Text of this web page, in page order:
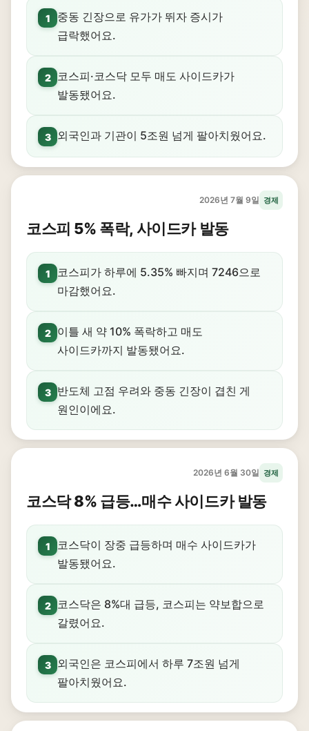
1
중동 긴장으로 유가가 뛰자 증시가
급락했어요.
2
코스피·코스닥 모두 매도 사이드카가
발동됐어요.
3 외국인과 기관이 5조원 넘게 팔아치웠어요.
2026년 7월 9일 경제
코스피 5% 폭락, 사이드카 발동
1
코스피가 하루에 5.35% 빠지며 7246으로
마감했어요.
2
이틀 새 약 10% 폭락하고 매도
사이드카까지 발동됐어요.
3
반도체 고점 우려와 중동 긴장이 겹친 게
원인이에요.
2026년 6월 30일 경제
코스닥 8% 급등…매수 사이드카 발동
1
코스닥이 장중 급등하며 매수 사이드카가
발동됐어요.
2
코스닥은 8%대 급등, 코스피는 약보합으로
갈렸어요.
3
외국인은 코스피에서 하루 7조원 넘게
팔아치웠어요.